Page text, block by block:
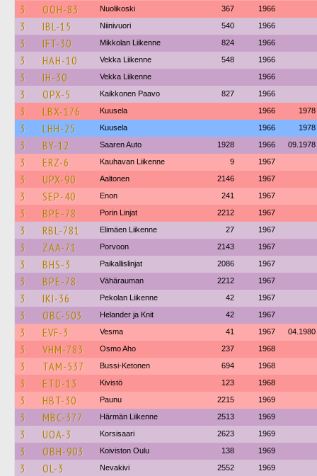
3 OOH-83 Nuolikoski 367 1966
3 IBL-15 Niinivuori 540 1966
3 IFT-30 Mikkolan Liikenne 824 1966
3 HAH-10 Vekka Liikenne 548 1966
3 IH-30 Vekka Liikenne 1966
3 OPX-5 Kaikkonen Paavo 827 1966
3 LBX-176 Kuusela 1966 1978
3 LHH-25 Kuusela 1966 1978
3 BY-12 Saaren Auto 1928 1966 09.1978
3 ERZ-6 Kauhavan Liikenne 9 1967
3 UPX-90 Aaltonen 2146 1967
3 SEP-40 Enon 241 1967
3 BPE-78 Porin Linjat 2212 1967
3 RBL-781 Elimäen Liikenne 27 1967
3 ZAA-71 Porvoon 2143 1967
3 BHS-3 Paikallislinjat 2086 1967
3 BPE-78 Vähärauman 2212 1967
3 IKI-36 Pekolan Liikenne 42 1967
3 OBC-503 Helander ja Knit 42 1967
3 EVF-3 Vesma 41 1967 04.1980
3 VHM-783 Osmo Aho 237 1968
3 TAM-537 Bussi-Ketonen 694 1968
3 ETD-13 Kivistö 123 1968
3 HBT-30 Paunu 2215 1969
3 MBC-377 Härmän Liikenne 2513 1969
3 UOA-3 Korsisaari 2623 1969
3 OBH-903 Koiviston Oulu 138 1969
3 OL-3 Nevakivi 2552 1969